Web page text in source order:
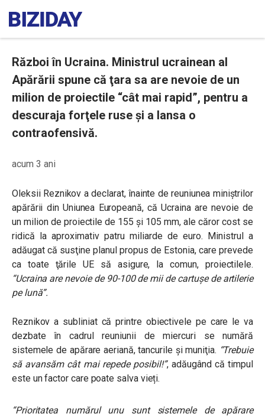
Război în Ucraina. Ministrul ucrainean al
Apărării spune că ţara sa are nevoie de un
milion de proiectile “cât mai rapid”, pentru a
descuraja forţele ruse şi a lansa o
contraofensivă.
acum 3 ani
Oleksii Reznikov a declarat, înainte de reuniunea miniştrilor
apărării din Uniunea Europeană, că Ucraina are nevoie de
un milion de proiectile de 155 şi 105 mm, ale căror cost se
ridică la aproximativ patru miliarde de euro. Ministrul a
adăugat că susţine planul propus de Estonia, care prevede
ca toate ţările UE să asigure, la comun, proiectilele.
“Ucraina are nevoie de 90-100 de mii de cartușe de artilerie
pe lună”.
Reznikov a subliniat că printre obiectivele pe care le va
dezbate în cadrul reuniunii de miercuri se numără
sistemele de apărare aeriană, tancurile şi muniţia. “Trebuie
să avansăm cât mai repede posibil!”, adăugând că timpul
este un factor care poate salva vieți.
“Prioritatea numărul unu sunt sistemele de apărare